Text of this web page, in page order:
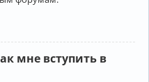
мне вступить в